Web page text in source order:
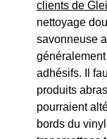
clients de
nettoyage
savonneuse
adhésifs. Il
produits
pourraient
bords du